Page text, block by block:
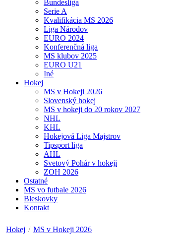
Bundesliga
Serie A
Kvalifikácia MS 2026
Liga Národov
EURO 2024
Konferenčná liga
MS klubov 2025
EURO U21
Iné
Hokej
MS v Hokeji 2026
Slovenský hokej
MS v hokeji do 20 rokov 2027
NHL
KHL
Hokejová Liga Majstrov
Tipsport liga
AHL
Svetový Pohár v hokeji
ZOH 2026
Ostatné
MS vo futbale 2026
Bleskovky
Kontakt
Hokej / MS v Hokeji 2026